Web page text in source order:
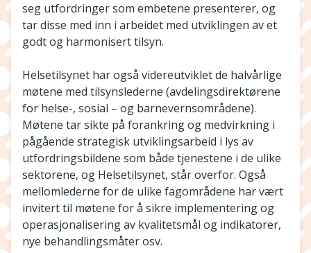
seg utfordringer som embetene presenterer, og
tar disse med inn i arbeidet med utviklingen av et
godt og harmonisert tilsyn.
Helsetilsynet har også videreutviklet de halvårlige
møtene med tilsynslederne (avdelingsdirektørene
for helse-, sosial – og barnevernsområdene).
Møtene tar sikte på forankring og medvirkning i
pågående strategisk utviklingsarbeid i lys av
utfordringsbildene som både tjenestene i de ulike
sektorene, og Helsetilsynet, står overfor. Også
mellomlederne for de ulike fagområdene har vært
invitert til møtene for å sikre implementering og
operasjonalisering av kvalitetsmål og indikatorer,
nye behandlingsmåter osv.